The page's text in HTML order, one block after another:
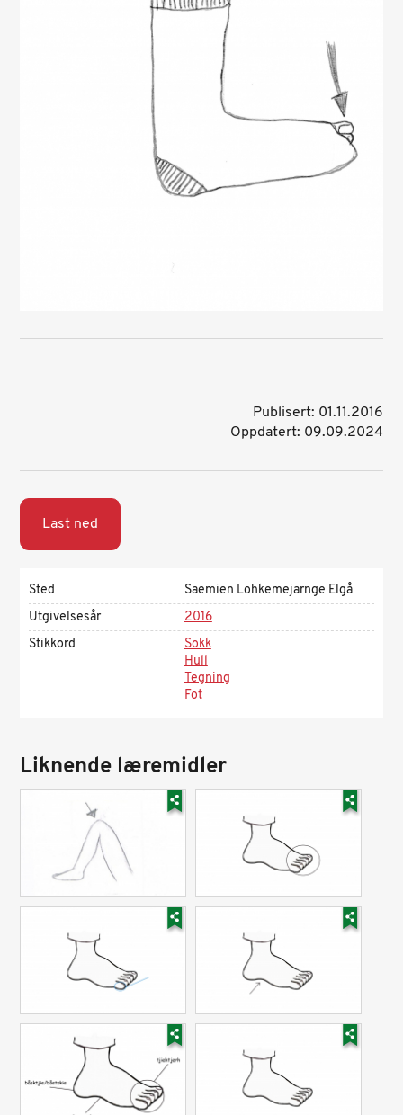
Publisert: 01.11.2016
Oppdatert: 09.09.2024
Last ned
Sted
Saemien Lohkemejarnge Elgå
Utgivelsesår
2016
Stikkord
Sokk
Hull
Tegning
Fot
Liknende læremidler